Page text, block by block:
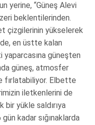
yerine, “Güneş Alevi
beklentilerinden.
çizgilerinin yükselerek
en üstte kalan
yaparcasına güneşten
güneş, atmosfer
fırlatabiliyor. Elbette
iletkenlerini de
bir yükle saldırıya
kadar sığınaklarda